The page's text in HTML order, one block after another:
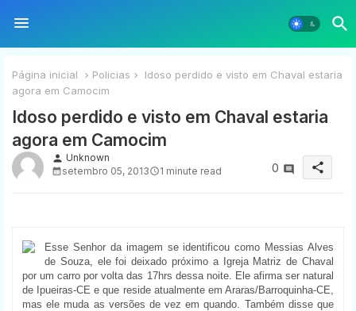
Página inicial Policias
Idoso perdido e visto em Chaval estaria
agora em Camocim
Idoso perdido e visto em Chaval estaria
agora em Camocim
person Unknown
setembro 05, 2013
1 minute read 0 share
Esse Senhor da imagem se identificou como Messias Alves
de Souza, ele foi deixado próximo a Igreja Matriz de Chaval
por um carro por volta das 17hrs dessa noite. Ele afirma ser natural
de Ipueiras-CE e que reside atualmente em Araras/Barroquinha-CE,
mas ele muda as versões de vez em quando. Também disse que